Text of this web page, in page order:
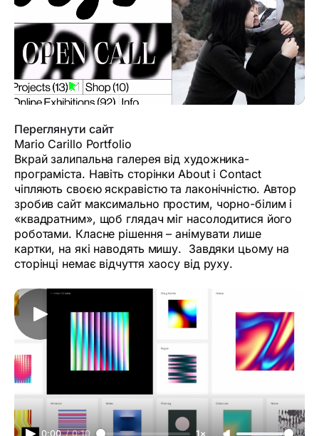
Переглянути сайт
Mario Carillo Portfolio
Вкрай залипальна галерея від художника-
програміста. Навіть сторінки About і Contact
чіпляють своєю яскравістю та лаконічністю. Автор
зробив сайт максимально простим, чорно-білим і
«квадратним», щоб глядач міг насолодитися його
роботами. Класне рішення – анімувати лише
картки, на які наводять мишу. Завдяки цьому на
сторінці немає відчуття хаосу від руху.
0:00 / 0:10 1×